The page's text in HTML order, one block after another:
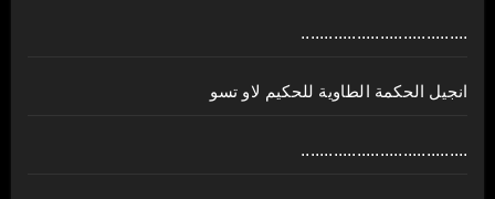
....................................
انجيل الحكمة الطاوية للحكيم لاو تسو
....................................